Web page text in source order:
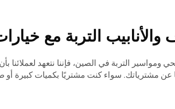
التربة مع
التربة في الصين، فإننا نتعهد لعملائنا
عن مشترياتك. سواء كنت مشتريًا بكميات كبيرة